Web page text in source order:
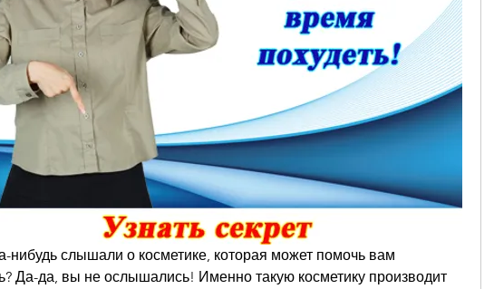
нибудь слышали о косметике, которая может помочь вам
Да-да, вы не ослышались! Именно такую косметику производит